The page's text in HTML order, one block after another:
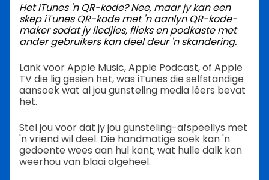
Het iTunes 'n QR-kode? Nee, maar jy kan een
skepiTunes QR-kodemet 'n aanlyn QR-kode-
maker sodat jy liedjies, flieks en podkaste met
ander gebruikers kan deel deur 'n skandering.
Lank voor Apple Music, Apple Podcast, of Apple
TV die lig gesien het, was iTunes die selfstandige
aansoek wat al jou gunsteling media lêers bevat
het.
Stel jou voor dat jy jou gunsteling-afspeellys met
'n vriend wil deel. Die handmatige soek kan 'n
gedoente wees aan hul kant, wat hulle dalk kan
weerhou van blaai algeheel.